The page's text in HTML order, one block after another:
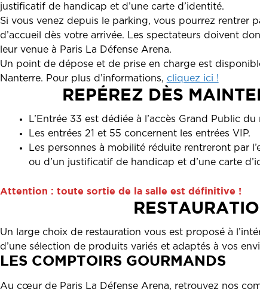
justificatif de handicap et d’une carte d’identité.
Si vous venez depuis le parking, vous pourrez rentrer
d’accueil dès votre arrivée. Les spectateurs doivent
leur venue à Paris La Défense Arena.
Un point de dépose et de prise en charge est
Nanterre. Pour plus d’informations, cliquez ici !
REPÉREZ DÈS
L’Entrée 33 est dédiée à l’accès Grand Public
Les entrées 21 et 55 concernent les entrées VIP.
Les personnes à mobilité réduite rentreront par
ou d’un justificatif de handicap et d’une carte
Attention : toute sortie de la salle est définitive !
Un large choix de restauration vous est proposé à
d’une sélection de produits variés et adaptés à vos
LES COMPTOIRS GOURMANDS
Au cœur de Paris La Défense Arena, retrouvez nos